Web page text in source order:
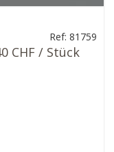
Ref: 81759
CHF / Stück